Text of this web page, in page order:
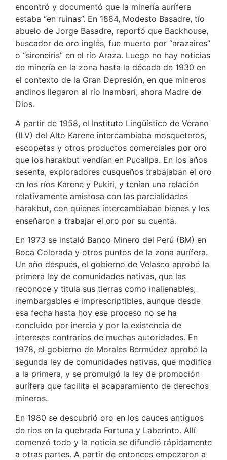
encontró y documentó que la minería aurífera
estaba “en ruinas”. En 1884, Modesto Basadre, tío
abuelo de Jorge Basadre, reportó que Backhouse,
buscador de oro inglés, fue muerto por “arazaires”
o “sireneiris” en el río Araza. Luego no hay noticias
de minería en la zona hasta la década de 1930 en
el contexto de la Gran Depresión, en que mineros
andinos llegaron al río Inambari, ahora Madre de
Dios.
A partir de 1958, el Instituto Lingüístico de Verano
(ILV) del Alto Karene intercambiaba mosqueteros,
escopetas y otros productos comerciales por oro
que los harakbut vendían en Pucallpa. En los años
sesenta, exploradores cusqueños trabajaban el oro
en los ríos Karene y Pukiri, y tenían una relación
relativamente amistosa con las parcialidades
harakbut, con quienes intercambiaban bienes y les
enseñaron a trabajar el oro por su cuenta.
En 1973 se instaló Banco Minero del Perú (BM) en
Boca Colorada y otros puntos de la zona aurífera.
Un año después, el gobierno de Velasco aprobó la
primera ley de comunidades nativas, que las
reconoce y titula sus tierras como inalienables,
inembargables e imprescriptibles, aunque desde
esa fecha hasta hoy ese proceso no se ha
concluido por inercia y por la existencia de
intereses contrarios de muchas autoridades. En
1978, el gobierno de Morales Bermúdez aprobó la
segunda ley de comunidades nativas, que modifica
a la primera, y se promulgó la ley de promoción
aurífera que facilita el acaparamiento de derechos
mineros.
En 1980 se descubrió oro en los cauces antiguos
de ríos en la quebrada Fortuna y Laberinto. Allí
comenzó todo y la noticia se difundió rápidamente
a otras partes. A partir de entonces empezaron a